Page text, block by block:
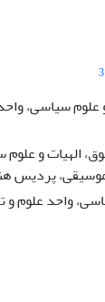
3
سیاسی،
الهیات و علوم
پردیس
واحد علوم و